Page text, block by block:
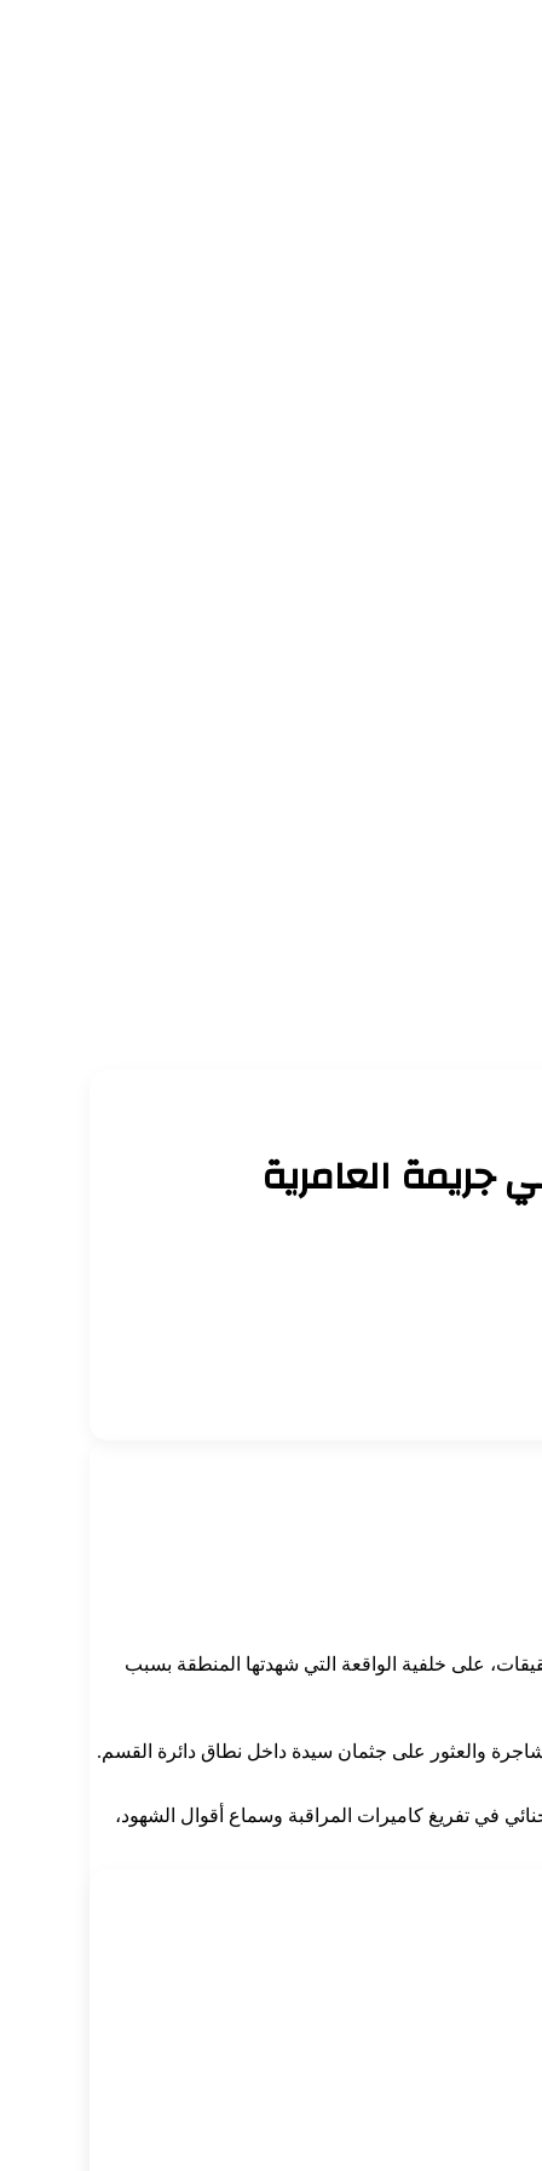
طليقته بمنطقة العامرية غرب الإسكندرية، واثنين آخرين، لمدة 15 يومًا على ذمة التحقيقات، على خلفية الواقعة التي شهدتها المنطقة بسبب
والعثور على جثمان سيدة داخل نطاق دائرة القسم.
في تفريغ كاميرات المراقبة وسماع أقوال الشهود،